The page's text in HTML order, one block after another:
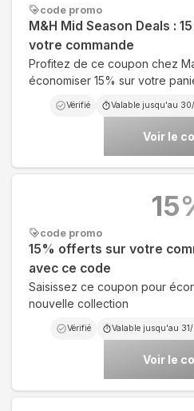
code promo
M&H Mid Season Deals :
votre commande
Profitez de ce coupon chez
économiser 15% sur votre
Vérifié Valable jusqu'au
Voir le
code promo
15% offerts sur votre
avec ce code
Saisissez ce coupon pour
nouvelle collection
Vérifié Valable jusqu'au
Voir le
15